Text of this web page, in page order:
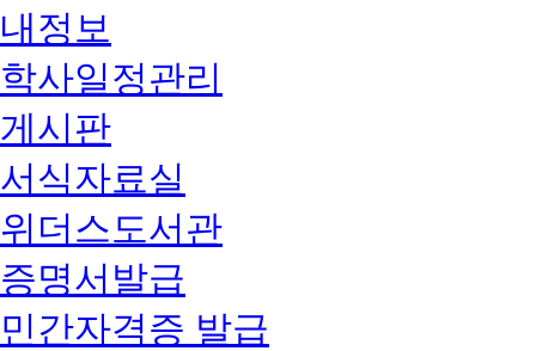
내정보
학사일정관리
게시판
서식자료실
위더스도서관
증명서발급
민간자격증 발급